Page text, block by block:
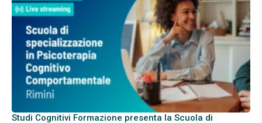
Studi Cognitivi Formazione presenta la Scuola di